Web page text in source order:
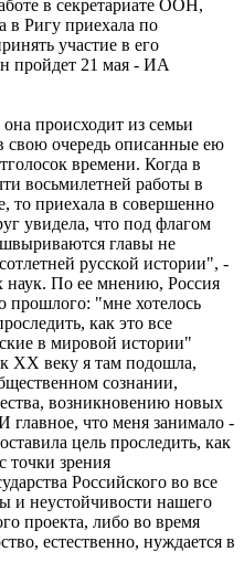
в секретариате ООН,
в Ригу приехала по
участие в его
пройдет 21 мая - ИА
происходит из семьи
свою очередь описанные ею
времени. Когда в
восьмилетней работы в
приехала в совершенно
увидела, что под флагом
главы не
русской истории", -
наук. По ее мнению, Россия
прошлого: "мне хотелось
как это все
в мировой истории"
XX веку я там подошла,
сознании,
возникновению новых
главное, что меня занимало -
цель проследить, как
точки зрения
Российского во все
и неустойчивости нашего
проекта, либо во время
естественно, нуждается в